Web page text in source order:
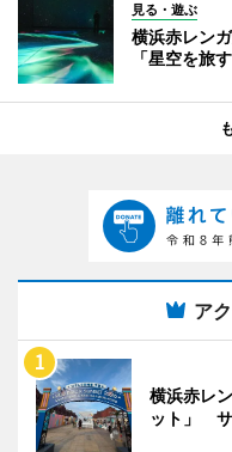
見る・遊ぶ
横浜赤レン
「星空を旅す
ア
横浜赤レ
ット」